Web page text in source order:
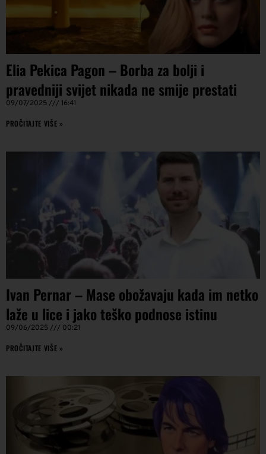
Elia Pekica Pagon – Borba za bolji i
pravedniji svijet nikada ne smije prestati
09/07/2025 16:41
PROČITAJTE VIŠE »
Ivan Pernar – Mase obožavaju kada im netko
laže u lice i jako teško podnose istinu
09/06/2025 00:21
PROČITAJTE VIŠE »